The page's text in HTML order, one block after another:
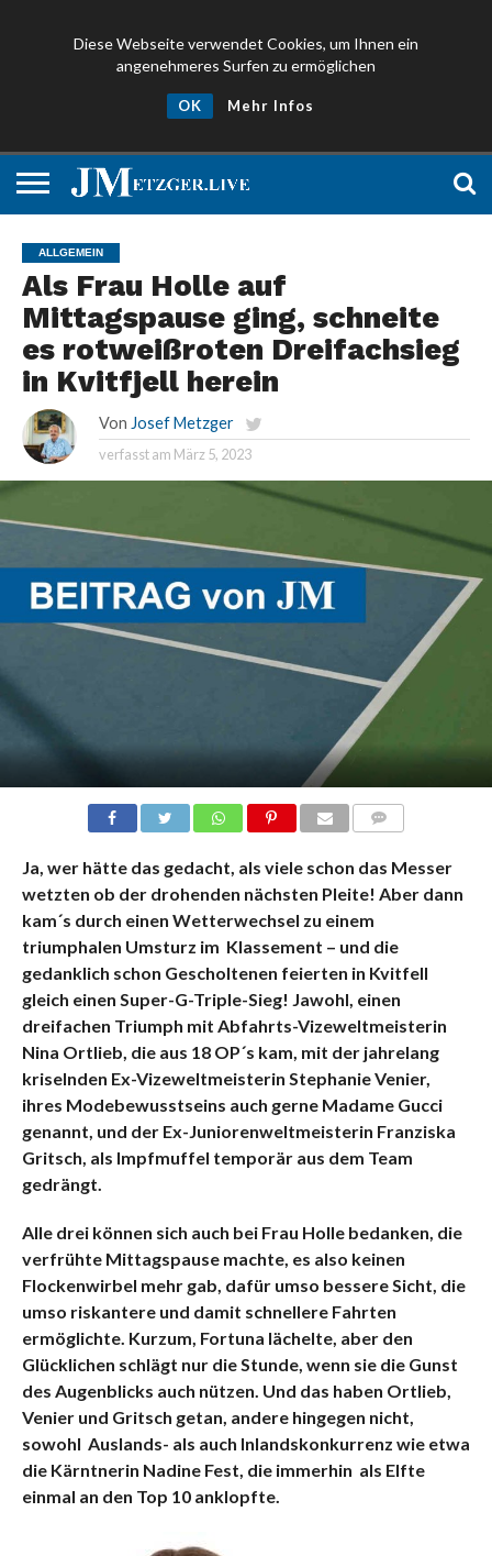
Diese Webseite verwendet Cookies, um Ihnen ein
angenehmeres Surfen zu ermöglichen
OK Mehr Infos
ALLGEMEIN
Als Frau Holle auf
Mittagspause ging, schneite
es rotweißroten Dreifachsieg
in Kvitfjell herein
Von Josef Metzger
verfasst am März 5, 2023
Ja, wer hätte das gedacht, als viele schon das Messer
wetzten ob der drohenden nächsten Pleite! Aber dann
kam´s durch einen Wetterwechsel zu einem
triumphalen Umsturz im Klassement – und die
gedanklich schon Gescholtenen feierten in Kvitfell
gleich einen Super-G-Triple-Sieg! Jawohl, einen
dreifachen Triumph mit Abfahrts-Vizeweltmeisterin
Nina Ortlieb, die aus 18 OP´s kam, mit der jahrelang
kriselnden Ex-Vizeweltmeisterin Stephanie Venier,
ihres Modebewusstseins auch gerne Madame Gucci
genannt, und der Ex-Juniorenweltmeisterin Franziska
Gritsch, als Impfmuffel temporär aus dem Team
gedrängt.
Alle drei können sich auch bei Frau Holle bedanken, die
verfrühte Mittagspause machte, es also keinen
Flockenwirbel mehr gab, dafür umso bessere Sicht, die
umso riskantere und damit schnellere Fahrten
ermöglichte. Kurzum, Fortuna lächelte, aber den
Glücklichen schlägt nur die Stunde, wenn sie die Gunst
des Augenblicks auch nützen. Und das haben Ortlieb,
Venier und Gritsch getan, andere hingegen nicht,
sowohl Auslands- als auch Inlandskonkurrenz wie etwa
die Kärntnerin Nadine Fest, die immerhin als Elfte
einmal an den Top 10 anklopfte.